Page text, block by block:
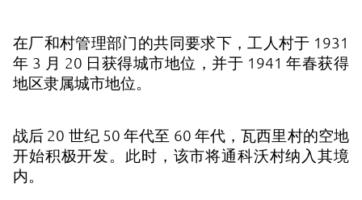
在厂和村管理部门的共同要求下，工人村于 1931
年 3 月 20 日获得城市地位，并于 1941 年春获得
地区隶属城市地位。
战后 20 世纪 50 年代至 60 年代，瓦西里村的空地
开始积极开发。此时，该市将通科沃村纳入其境
内。